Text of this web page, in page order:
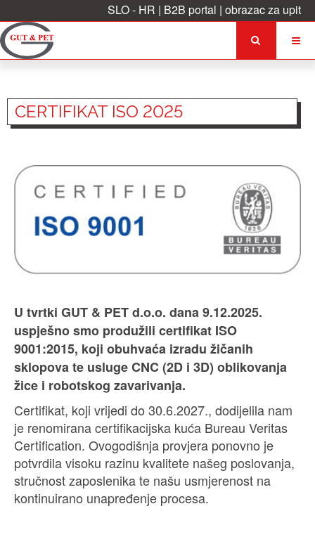
SLO- HR | B2B portal | obrazac za upit
CERTIFIKAT ISO 2025
U tvrtki GUT & PET d.o.o. dana 9.12.2025.
uspješno smo produžili certifikat ISO
9001:2015, koji obuhvaća izradu žičanih
sklopova te usluge CNC (2D i 3D) oblikovanja
žice i robotskog zavarivanja.
Certifikat, koji vrijedi do 30.6.2027., dodijelila nam
je renomirana certifikacijska kuća Bureau Veritas
Certification. Ovogodišnja provjera ponovno je
potvrdila visoku razinu kvalitete našeg poslovanja,
stručnost zaposlenika te našu usmjerenost na
kontinuirano unapređenje procesa.